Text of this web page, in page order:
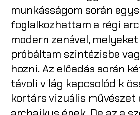
munkásságom során
foglalkozhattam a régi
modern zenével,
próbáltam szintézisbe
hozni. Az előadás során
távoli világ kapcsolódik
kortárs vizuális művészet